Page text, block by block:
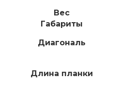
Вес
Габариты
Диагональ
Длина планки